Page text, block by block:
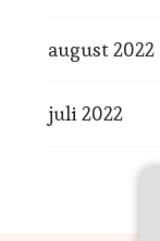
august 2022
juli 2022